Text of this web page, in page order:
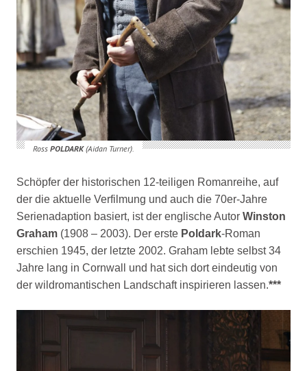
Ross POLDARK(Aidan Turner).
Schöpfer der historischen 12-teiligen Romanreihe, auf
der die aktuelle Verfilmung und auch die 70er-Jahre
Serienadaption basiert, ist der englische Autor Winston
Graham (1908 – 2003). Der erste Poldark-Roman
erschien 1945, der letzte 2002. Graham lebte selbst 34
Jahre lang in Cornwall und hat sich dort eindeutig von
der wildromantischen Landschaft inspirieren lassen.***